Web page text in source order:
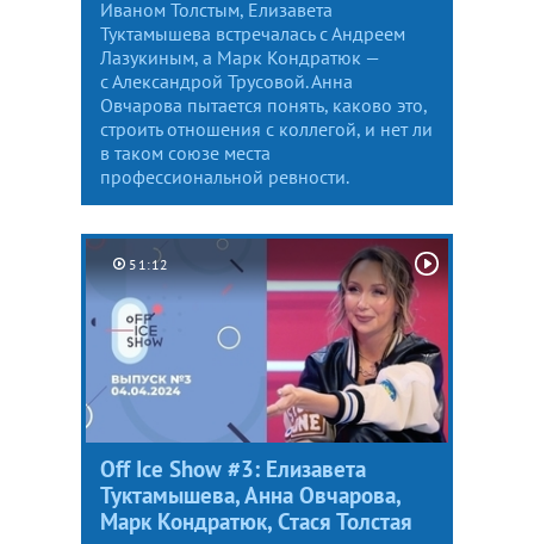
Иваном Толстым, Елизавета
Туктамышева встречалась с Андреем
Лазукиным, а Марк Кондратюк —
с Александрой Трусовой. Анна
Овчарова пытается понять, каково это,
строить отношения с коллегой, и нет ли
в таком союзе места
профессиональной ревности.
51:12
Off Ice Show #3: Елизавета
Туктамышева, Анна Овчарова,
Марк Кондратюк, Стася Толстая